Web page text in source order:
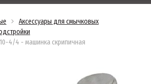
Аксессуары для смычковых
4/4 - машинка скрипичная